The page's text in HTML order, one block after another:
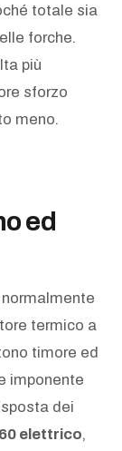
totale sia
forche.
più
sforzo
meno.
ed
termico a
timore ed
imponente
dei
elettrico,